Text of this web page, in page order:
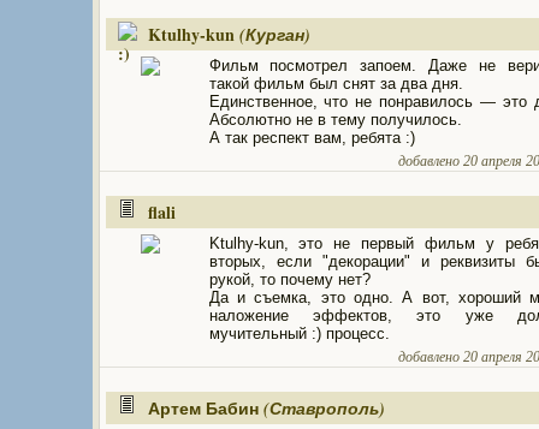
Ktulhy-kun (Курган)
Фильм посмотрел запоем. Даже не
такой фильм был снят за два дня.
Единственное, что не понравилось — это
Абсолютно не в тему получилось.
А так респект вам, ребята :)
добавлено 20 апреля
flali
Ktulhy-kun, это не первый фильм у
вторых, если "декорации" и реквизиты
рукой, то почему нет?
Да и съемка, это одно. А вот, хороший
наложение эффектов, это уже
мучительный :) процесс.
добавлено 20 апреля
Артем Бабин (Ставрополь)